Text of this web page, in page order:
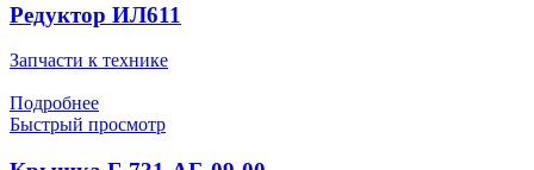
Редуктор ИЛ611
Запчасти к технике
Подробнее
Быстрый просмотр